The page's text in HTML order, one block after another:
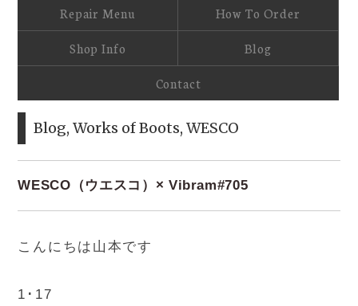
Repair Menu How To Order
Shop Info Blog
Contact
Blog,Works of Boots,WESCO
WESCO（ウエスコ）× Vibram#705
こんにちは山本です
1･17